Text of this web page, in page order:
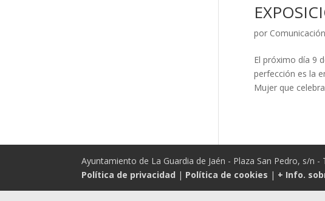
por Comunicación
El próximo día 9
perfección es la
Mujer que
Ayuntamiento de La Guardia de Jaén - Plaza San Pedro, s/n -
Política de privacidad | Política de cookies | + Info.